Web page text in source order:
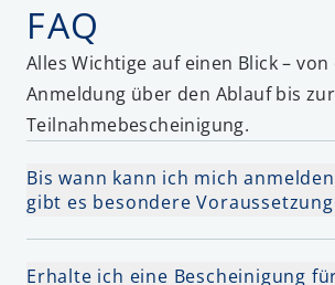
FAQ
Alles Wichtige auf einen Blick –
Anmeldung über den Ablauf bis zur
Teilnahmebescheinigung.
Bis wann kann ich mich
gibt es besondere
Erhalte ich eine Bescheinigung